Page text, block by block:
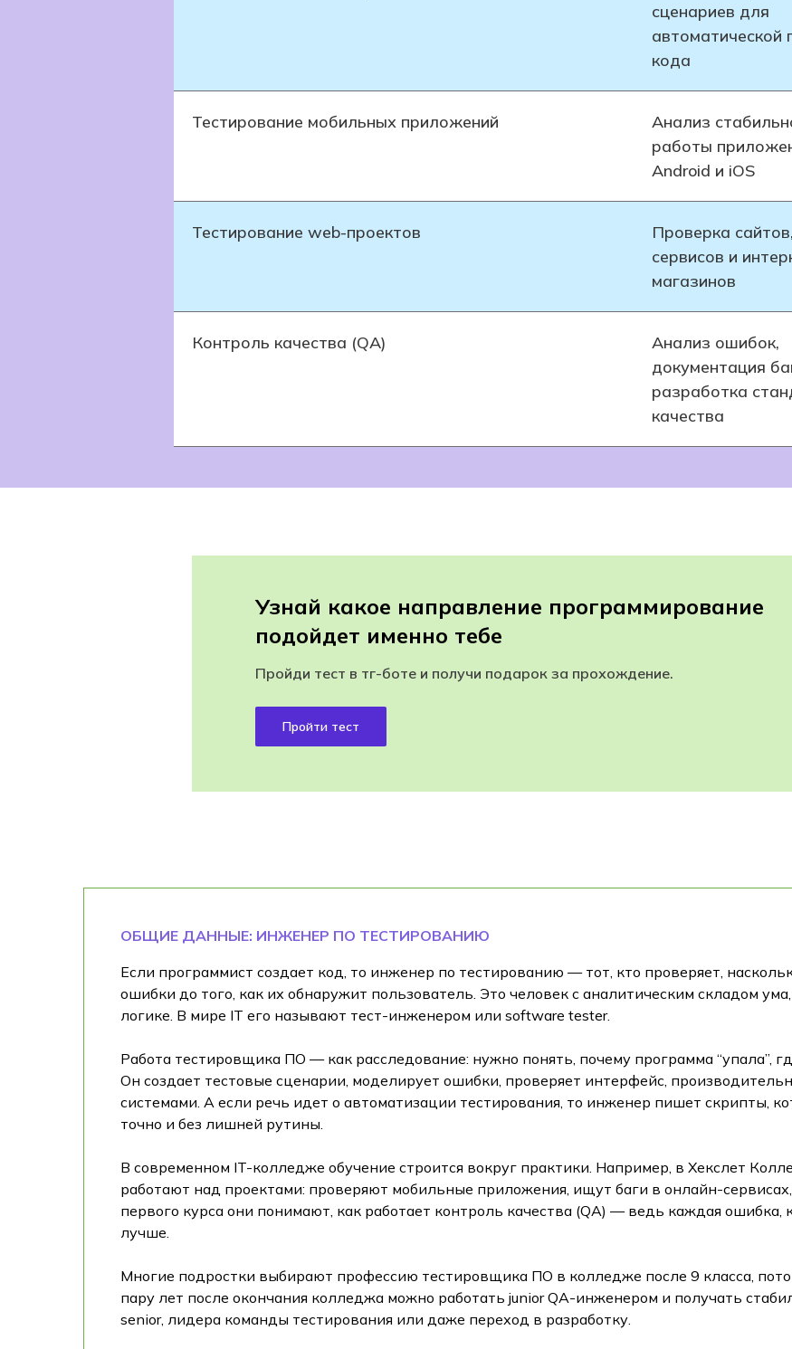
сценариев для
автоматической
кода
Тестирование мобильных приложений
Анализ
работы
Android и iOS
Тестирование web-проектов
Проверка
сервисов и
магазинов
Контроль качества (QA)
Анализ ошибок,
документация
разработка
качества
Узнай какое направление программирование
подойдет именно тебе
Пройди тест в тг-боте и получи подарок за прохождение.
Пройти тест
ОБЩИЕ ДАННЫЕ: ИНЖЕНЕР ПО ТЕСТИРОВАНИЮ
Если программист создает код, то инженер по тестированию — тот, кто проверяет,
ошибки до того, как их обнаружит пользователь. Это человек с аналитическим складом
логике. В мире IT его называют тест-инженером или software tester.
Работа тестировщика ПО — как расследование: нужно понять, почему программа “упала”,
Он создает тестовые сценарии, моделирует ошибки, проверяет интерфейс,
системами. А если речь идет о автоматизации тестирования, то инженер пишет скрипты,
точно и без лишней рутины.
В современном IT-колледже обучение строится вокруг практики. Например, в Хекслет
работают над проектами: проверяют мобильные приложения, ищут баги в онлайн-
первого курса они понимают, как работает контроль качества (QA) — ведь каждая
лучше.
Многие подростки выбирают профессию тестировщика ПО в колледже после 9 класса,
пару лет после окончания колледжа можно работать junior QA-инженером и получать
senior, лидера команды тестирования или даже переход в разработку.